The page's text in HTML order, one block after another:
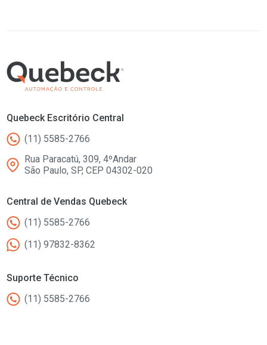
Quebeck Escritório Central
(11) 5585-2766
Rua Paracatú, 309, 4ºAndar
São Paulo, SP, CEP 04302-020
Central de Vendas Quebeck
(11) 5585-2766
(11) 97832-8362
Suporte Técnico
(11) 5585-2766